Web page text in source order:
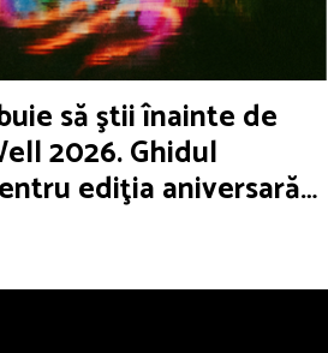
să ştii înainte de
2026. Ghidul
ediţia aniversară